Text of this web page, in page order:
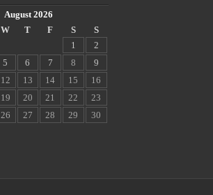
August 2026
W T F S
S
1
2
5 6 7 8
9
12 13 14 15
16
19 20 21 22
23
26 27 28 29
30